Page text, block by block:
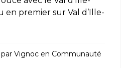
en premier sur Val d’Ille-
par Vignoc en Communauté